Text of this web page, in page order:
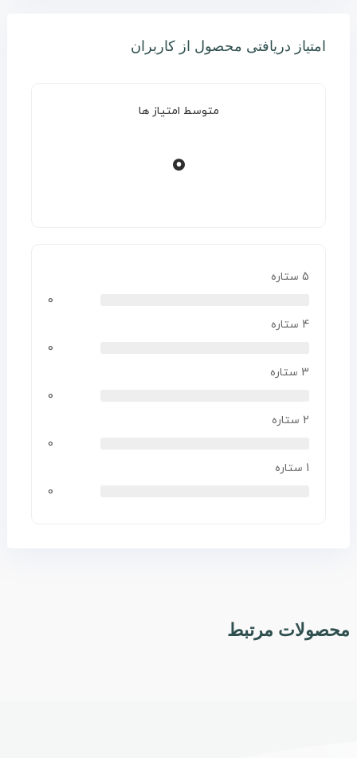
امتیاز دریافتی محصول از کاربران
متوسط امتیاز ها
0
5 ستاره
0
4 ستاره
0
3 ستاره
0
2 ستاره
0
1 ستاره
0
محصولات مرتبط